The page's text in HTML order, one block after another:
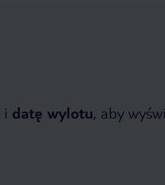
i datę wylotu, aby